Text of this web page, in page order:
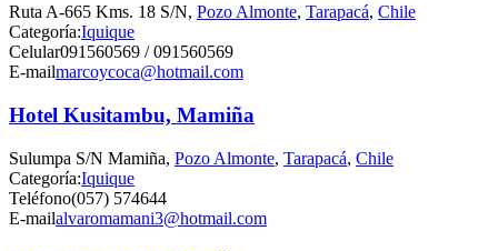
Ruta A-665 Kms. 18 S/N, Pozo Almonte, Tarapacá, Chile
Categoría:Iquique
Celular091560569 / 091560569
E-mailmarcoycoca@hotmail.com
Hotel Kusitambu, Mamiña
Sulumpa S/N Mamiña, Pozo Almonte, Tarapacá, Chile
Categoría:Iquique
Teléfono(057) 574644
E-mailalvaromamani3@hotmail.com